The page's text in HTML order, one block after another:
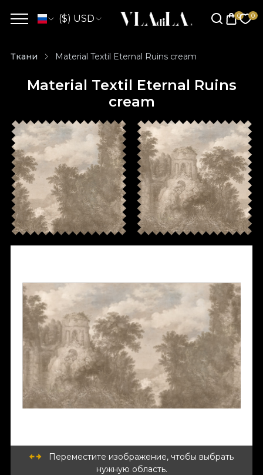
($) USD
Ткани Material Textil Eternal Ruins cream
Material Textil Eternal Ruins
cream
Переместите изображение, чтобы выбрать
нужную область.